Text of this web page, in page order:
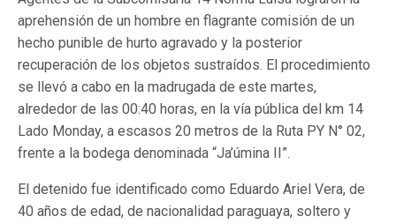
aprehensión de un hombre en flagrante comisión de un
hecho punible de hurto agravado y la posterior
recuperación de los objetos sustraídos. El procedimiento
se llevó a cabo en la madrugada de este martes,
alrededor de las 00:40 horas, en la vía pública del km 14
Lado Monday, a escasos 20 metros de la Ruta PY N° 02,
frente a la bodega denominada “Ja’úmina II”.
El detenido fue identificado como Eduardo Ariel Vera, de
40 años de edad, de nacionalidad paraguaya, soltero y